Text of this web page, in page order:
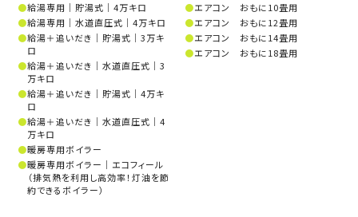
給湯専用│貯湯式│4万キロ
給湯専用│水道直圧式│4万キロ
給湯＋追いだき│貯湯式│3万キ
ロ
給湯＋追いだき│水道直圧式│3
万キロ
給湯＋追いだき│貯湯式│4万キ
ロ
給湯＋追いだき│水道直圧式│4
万キロ
暖房専用ボイラー
暖房専用ボイラー│エコフィール
（排気熱を利用し高効率！灯油を節
約できるボイラー）
エアコン おもに10畳用
エアコン おもに12畳用
エアコン おもに14畳用
エアコン おもに18畳用